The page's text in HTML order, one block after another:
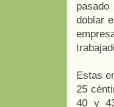
doblar
Estas
25
40 y